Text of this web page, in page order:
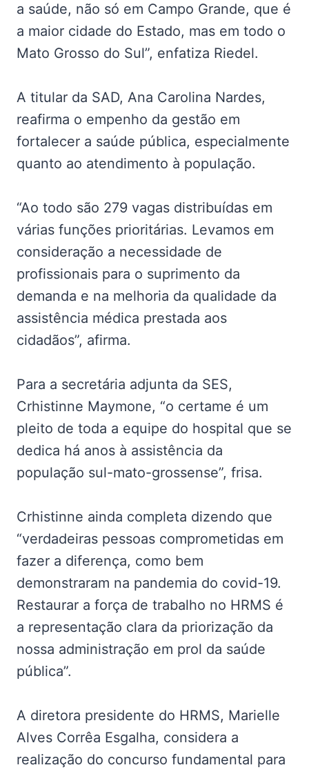
a saúde, não só em Campo Grande, que é
a maior cidade do Estado, mas em todo o
Mato Grosso do Sul”, enfatiza Riedel.
A titular da SAD, Ana Carolina Nardes,
reafirma o empenho da gestão em
fortalecer a saúde pública, especialmente
quanto ao atendimento à população.
“Ao todo são 279 vagas distribuídas em
várias funções prioritárias. Levamos em
consideração a necessidade de
profissionais para o suprimento da
demanda e na melhoria da qualidade da
assistência médica prestada aos
cidadãos”, afirma.
Para a secretária adjunta da SES,
Crhistinne Maymone, “o certame é um
pleito de toda a equipe do hospital que se
dedica há anos à assistência da
população sul-mato-grossense”, frisa.
Crhistinne ainda completa dizendo que
“verdadeiras pessoas comprometidas em
fazer a diferença, como bem
demonstraram na pandemia do covid-19.
Restaurar a força de trabalho no HRMS é
a representação clara da priorização da
nossa administração em prol da saúde
pública”.
A diretora presidente do HRMS, Marielle
Alves Corrêa Esgalha, considera a
realização do concurso fundamental para